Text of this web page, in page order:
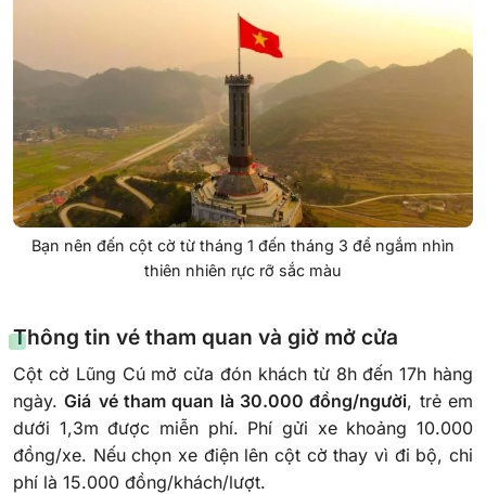
Bạn nên đến cột cờ từ tháng 1 đến tháng 3 để ngắm nhìn
thiên nhiên rực rỡ sắc màu
Thông tin vé tham quan và giờ mở cửa
Cột cờ Lũng Cú mở cửa đón khách từ 8h đến 17h hàng
ngày.Giá vé tham quan là 30.000 đồng/người, trẻ em
dưới 1,3m được miễn phí. Phí gửi xe khoảng 10.000
đồng/xe. Nếu chọn xe điện lên cột cờ thay vì đi bộ, chi
phí là 15.000 đồng/khách/lượt.